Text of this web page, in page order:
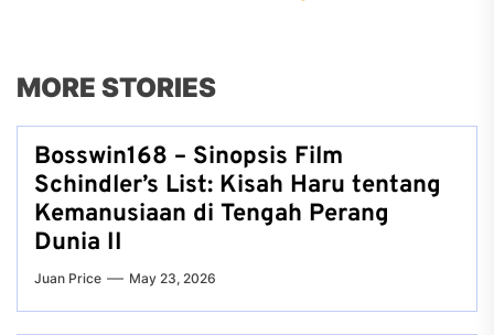
MORE STORIES
Bosswin168 – Sinopsis Film
Schindler’s List: Kisah Haru tentang
Kemanusiaan di Tengah Perang
Dunia II
Juan Price May 23, 2026